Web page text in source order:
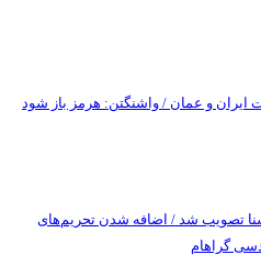
ایران و عمان / واشنگتن: هرمز باز شود
تصویب شد / اضافه شدن تحریم‌های
گراهام